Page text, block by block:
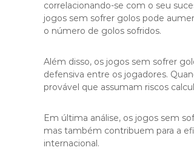
correlacionando-se com o seu
jogos sem sofrer golos pode
o número de golos sofridos.
Além disso, os jogos sem sofrer
defensiva entre os jogadores.
provável que assumam riscos
Em última análise, os jogos sem
mas também contribuem para a
internacional.